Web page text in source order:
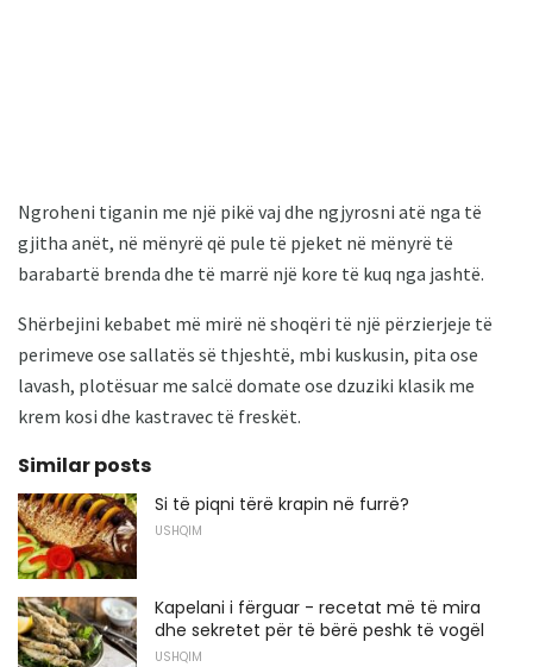
Ngroheni tiganin me një pikë vaj dhe ngjyrosni atë nga të
gjitha anët, në mënyrë që pule të pjeket në mënyrë të
barabartë brenda dhe të marrë një kore të kuq nga jashtë.
Shërbejini kebabet më mirë në shoqëri të një përzierjeje të
perimeve ose sallatës së thjeshtë, mbi kuskusin, pita ose
lavash, plotësuar me salcë domate ose dzuziki klasik me
krem ​​kosi dhe kastravec të freskët.
Similar posts
Si të piqni tërë krapin në furrë?
USHQIM
Kapelani i fërguar - recetat më të mira
dhe sekretet për të bërë peshk të vogël
USHQIM